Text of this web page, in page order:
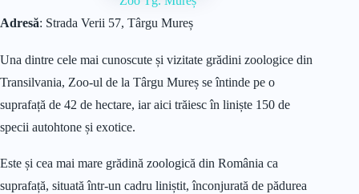
Adresă: Strada Verii 57, Târgu Mureș
Una dintre cele mai cunoscute și vizitate grădini zoologice din
Transilvania, Zoo-ul de la Târgu Mureș se întinde pe o
suprafață de 42 de hectare, iar aici trăiesc în liniște 150 de
specii autohtone și exotice.
Este și cea mai mare grădină zoologică din România ca
suprafață, situată într-un cadru liniștit, înconjurată de pădurea